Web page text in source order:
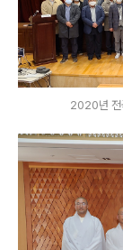
2020년 전